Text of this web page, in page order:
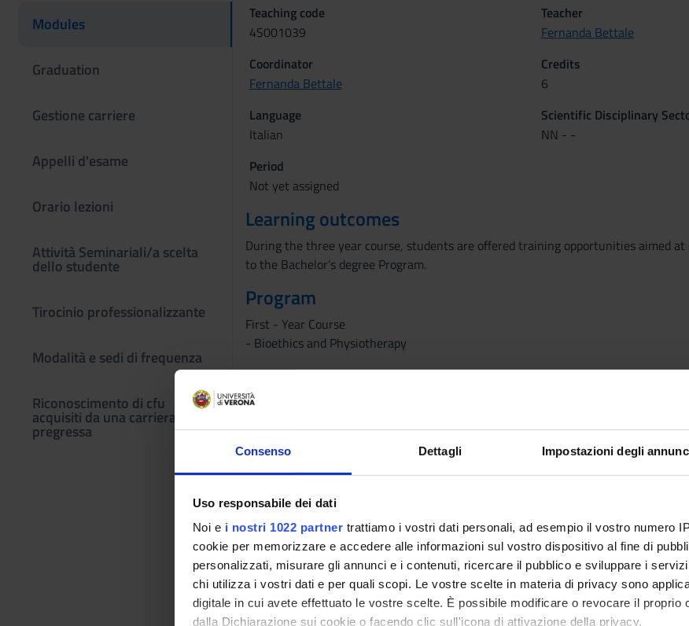
Consenso Dettagli Impostazioni degli
Uso responsabile dei dati
Noi e i nostri 1022 partner trattiamo i vostri dati personali, ad esempio il vostro numero
cookie per memorizzare e accedere alle informazioni sul vostro dispositivo al fine di
personalizzati, misurare gli annunci e i contenuti, ricercare il pubblico e sviluppare i
chi utilizza i vostri dati e per quali scopi. Le vostre scelte in materia di privacy sono
digitale in cui avete effettuato le vostre scelte. È possibile modificare o revocare il proprio
dalla Dichiarazione sui cookie o facendo clic sull'icona di attivazione della privacy.
Modules
Graduation
Gestione carriere
Appelli d'esame
Orario lezioni
Attività Seminariali/a scelta
dello studente
Tirocinio professionalizzante
Modalità e sedi di frequenza
Riconoscimento di cfu
acquisiti da una carriera
pregressa
Teaching code
4S001039
Teacher
Fernanda Bettale
Coordinator
Fernanda Bettale
Credits
6
Language
Italian
Scientific Disciplinary
NN - -
Period
Not yet assigned
Learning outcomes
During the three year course, students are offered training opportunities aimed
to the Bachelor’s degree Program.
Program
First - Year Course
- Bioethics and Physiotherapy
- Therapeutic communication, communication strategies and techniques
- Music and Music Therapy in a patient with neurological pathology
- Dysfunctions of the glomerular complex: clinical reasoning and EBP approach
- Knee System Disorders: Clinical Reasoning and EBP Approach
- Occupational Therapy: Functional posture and hand systems
- Research in databases according to the thesis
Third - Year Courser
 Lumbar spine dysfunction: clinical reasoning and EBP approach